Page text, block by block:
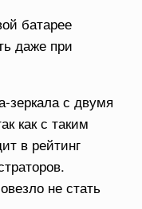
батарее
даже при
зеркала с двумя
как с таким
в рейтинг
не стать